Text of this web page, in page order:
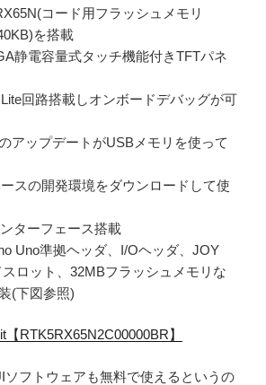
コード用フラッシュメモリ
を搭載
静電容量式タッチ機能付きTFTパネ
回路搭載しオンボードデバッグが可
アップデートがUSBメモリを使って
スの開発環境をダウンロードして使
ターフェース搭載
Uno準拠ヘッダ、I/Oヘッダ、JOY
ロット、32MBフラッシュメモリな
(下図参照)
RTK5RX65N2C00000BR】
ソフトウェアも無料で使えるというの